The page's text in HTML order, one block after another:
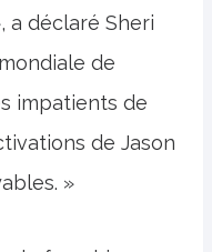
a déclaré Sheri
de
impatients de
de Jason
»